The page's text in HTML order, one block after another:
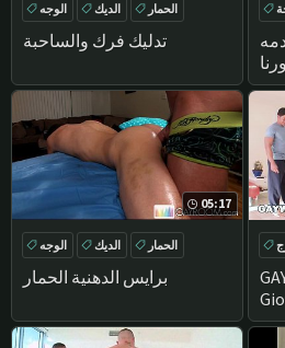
تدليك فرك والساحبة
الوجه الديك
الحمار
حلق
05:17
برايس الدهنية الحمار
الوجه الديك
الحمار
حلق